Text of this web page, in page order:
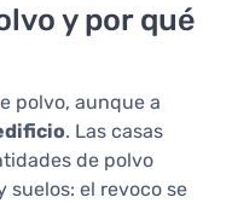
y por qué
polvo, aunque a
. Las casas
de polvo
suelos: el revoco se